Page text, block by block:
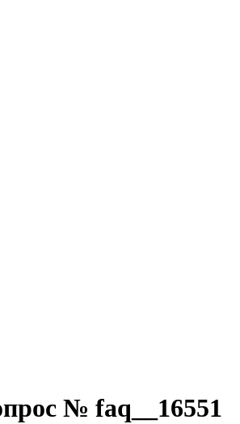
№ faq__16551